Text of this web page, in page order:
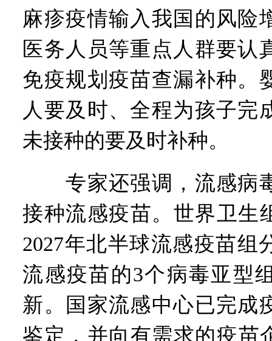
麻疹疫情输入我国的风险
医务人员等重点人群要认
免疫规划疫苗查漏补种。
人要及时、全程为孩子完
未接种的要及时补种。
专家还强调，流感病
接种流感疫苗。世界卫生
2027年北半球流感疫苗组
流感疫苗的3个病毒亚型
新。国家流感中心已完成
鉴定，并向有需求的疫苗